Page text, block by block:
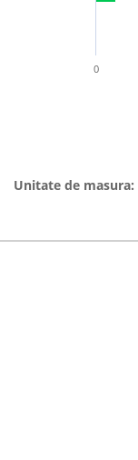
0
Unitate de masura: